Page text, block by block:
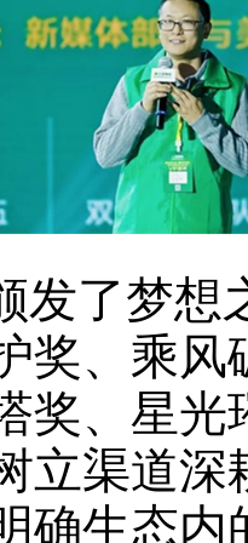
发了梦想
奖、乘
奖、星
立渠道
确生态